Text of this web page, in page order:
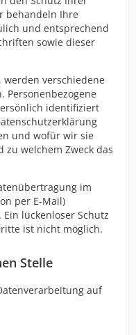
behandeln Ihre
und entsprechend
sowie dieser
werden verschiedene
Personenbezogene
identifiziert
und wofür wir sie
welchem Zweck das
im
per E-Mail)
lückenloser Schutz
ist nicht möglich.
Stelle
auf